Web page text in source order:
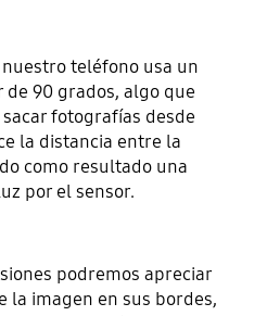
teléfono usa un
90 grados, algo que
fotografías desde
la distancia entre la
como resultado una
por el sensor.
podremos apreciar
la imagen en sus bordes,